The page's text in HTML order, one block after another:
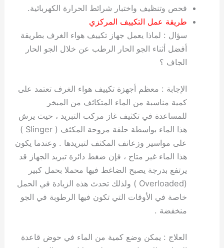
فحص وتنظيف واختبار شرائط الحرارة الكهربائية.
طريقة عمل التكييف المركزي
سؤال : لماذا يعمل جهاز تكييف هواء الغرف بطريقة
أفضل أثناء الجو الحار الرطب عن خلال الجو الحار
الجاف ؟
الإجابة : معظم أجهزة تكييف هواء الغرف تعتمد على
كمية مناسبة من الماء المتكاثف من المبخر
للمساعدة في تكثيف غاز مركب التبريد ، حيث يرش
هذا الماء بواسطة حلقة مروحة المكثف ( Slinger )
على مواسير وزعانف المكثف لتبريدها . وعندما يكون
هذا الماء غير متاح ، فإن ضغط دائرة تبريد الجهاز قد
يرتفع بدرجة يصبح الضاغط فيها محملا بحمل كبير
(Overloaded ) ولذلك تحدث هذه الزيادة في الحمل
خاصة في الأوقات التي تكون فيها الرطوبة في الجو
منخفضة .
العلاج : يمكن وضع كمية من الماء في حوض قاعدة